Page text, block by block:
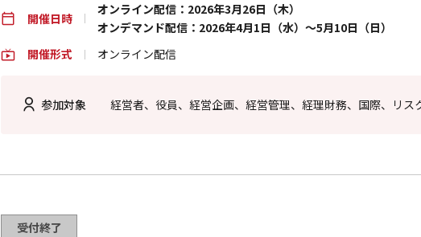
calendar_today 開催日時
オンライン配信：2026年3月26日（木）
オンデマンド配信：2026年4月1日（水）～5月10日（日）
live_tv 開催形式 オンライン配信
参加対象 経営者、役員、経営企画、経営管理、経理財務、国際、リ
受付終了